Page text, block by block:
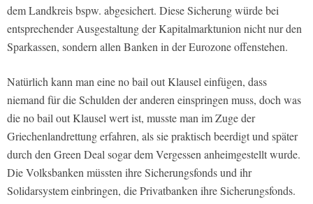
dem Landkreis bspw. abgesichert. Diese Sicherung würde bei
entsprechender Ausgestaltung der Kapitalmarktunion nicht nur den
Sparkassen, sondern allen Banken in der Eurozone offenstehen.
Natürlich kann man eine no bail out Klausel einfügen, dass
niemand für die Schulden der anderen einspringen muss, doch was
die no bail out Klausel wert ist, musste man im Zuge der
Griechenlandrettung erfahren, als sie praktisch beerdigt und später
durch den Green Deal sogar dem Vergessen anheimgestellt wurde.
Die Volksbanken müssten ihre Sicherungsfonds und ihr
Solidarsystem einbringen, die Privatbanken ihre Sicherungsfonds.